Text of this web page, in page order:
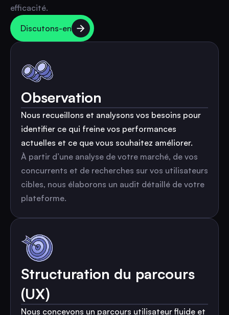
efficacité.
Discutons-en
Observation
Nous recueillons et analysons vos besoins pour
identifier ce qui freine vos performances
actuelles et ce que vous souhaitez améliorer.
À partir d’une analyse de votre marché, de vos
concurrents et de recherches sur vos utilisateurs
cibles, nous élaborons un audit détaillé de votre
plateforme.
Structuration du parcours
(UX)
Nous concevons un parcours utilisateur fluide et